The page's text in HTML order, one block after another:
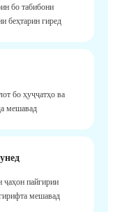
бо табибони
беҳтарин гиред
бо ҳуҷҷатҳо ва
мешавад
ҷаҳон пайгирии
мешавад